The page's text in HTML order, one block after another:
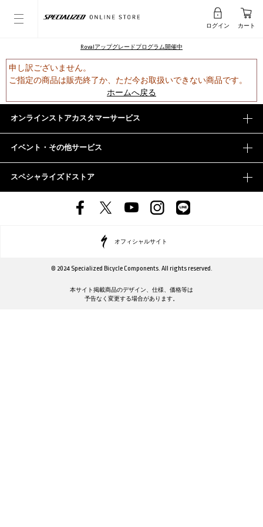
ログイン カート
Rovalアップグレードプログラム開催中
申し訳ございません。
ご指定の商品は販売終了か、ただ今お取扱いできない商品です。
ホームへ戻る
オンラインストアカスタマーサービス
イベント・その他サービス
スペシャライズドストア
オフィシャルサイト
© 2024 Specialized Bicycle Components. All rights reserved.
本サイト掲載商品のデザイン、仕様、価格等は
予告なく変更する場合があります。